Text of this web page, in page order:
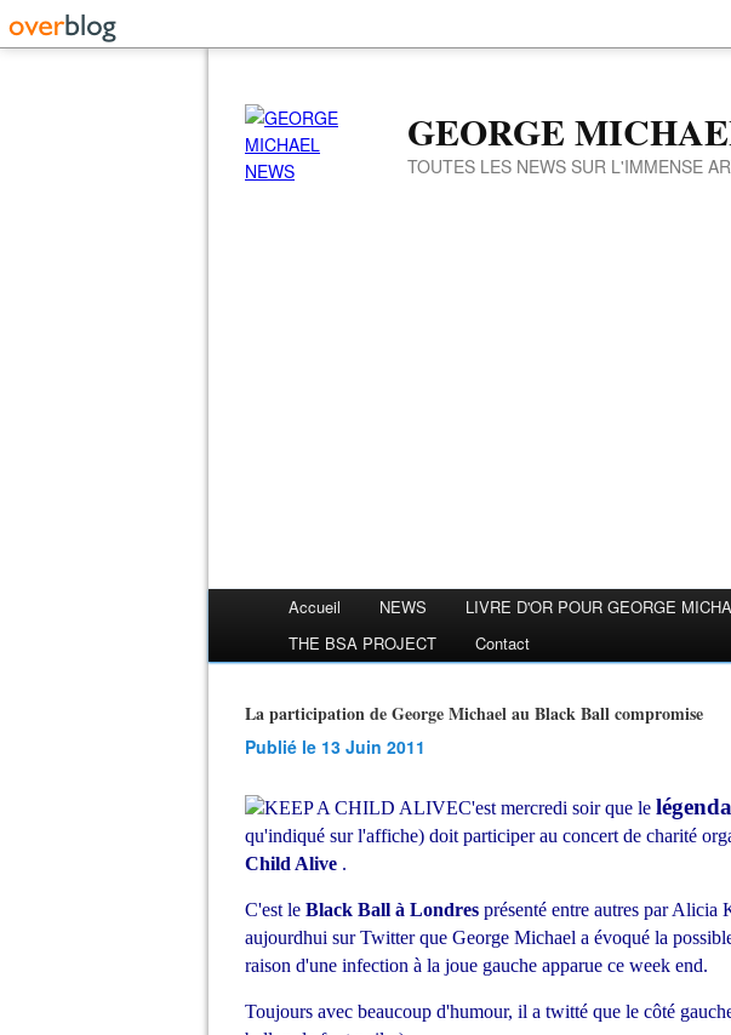
GEORGE
TOUTES LES NEWS SUR L'IMMENSE
Accueil NEWS LIVRE D'OR POUR GEORGE
THE BSA PROJECT
Contact
La participation de George Michael au Black Ball compromise
Publié le 13 Juin 2011
C'est mercredi soir que le
qu'indiqué sur l'affiche) doit participer au concert de charité
Child Alive .
C'est le Black Ball à Londres présenté entre autres par Alicia
aujourdhui sur Twitter que George Michael a évoqué la
raison d'une infection à la joue gauche apparue ce week end.
Toujours avec beaucoup d'humour, il a twitté que le côté